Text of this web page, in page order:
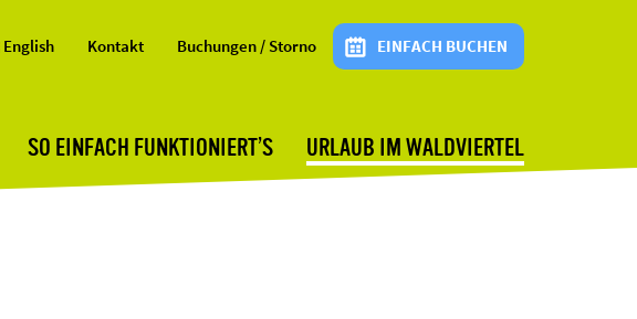
SO EINFACH FUNKTIONIERT’S URLAUB IM WALDVIERTEL
English Kontakt Buchungen / Storno EINFACH BUCHEN